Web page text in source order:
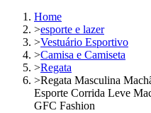
Home
>esporte e lazer
>Vestuário Esportivo
>Camisa e Camiseta
>Regata
>Regata Masculina
Esporte Corrida Leve
GFC Fashion